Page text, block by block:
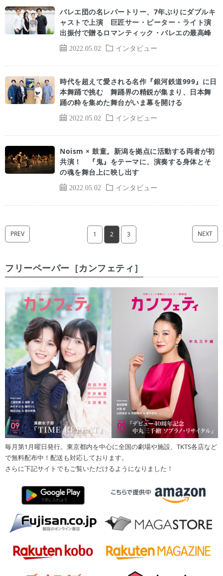
2022.05.02 インタビュー
バレエ団の名レパートリー、7年ぶりにダブルキ
ャストで上演 巨匠サー・ピーター・ライト演
出振付で贈るロマンティック・バレエの最高峰
2022.05.02 インタビュー
時代を超えて愛される名作『銀河鉄道999』に日
本舞踊で挑む 舞踊界の精鋭が集まり、日本舞
踊の粋を集めた舞台がいま幕を開ける
2022.05.02 インタビュー
Noism × 鼓童。新潟を拠点に活動する両者が初
共演！ 『鬼』をテーマに、演奏する身体とそ
の魂を舞台上に映し出す
PREV 1 2 3 NEXT
フリーペーパー［カンフェティ］
毎月第1月曜日発行。東京都内を中心に全国の劇場や施設、TKTS各店など
で無料配布中！配送も対応しております。
さらに下記サイトでもご覧いただけるようになりました！